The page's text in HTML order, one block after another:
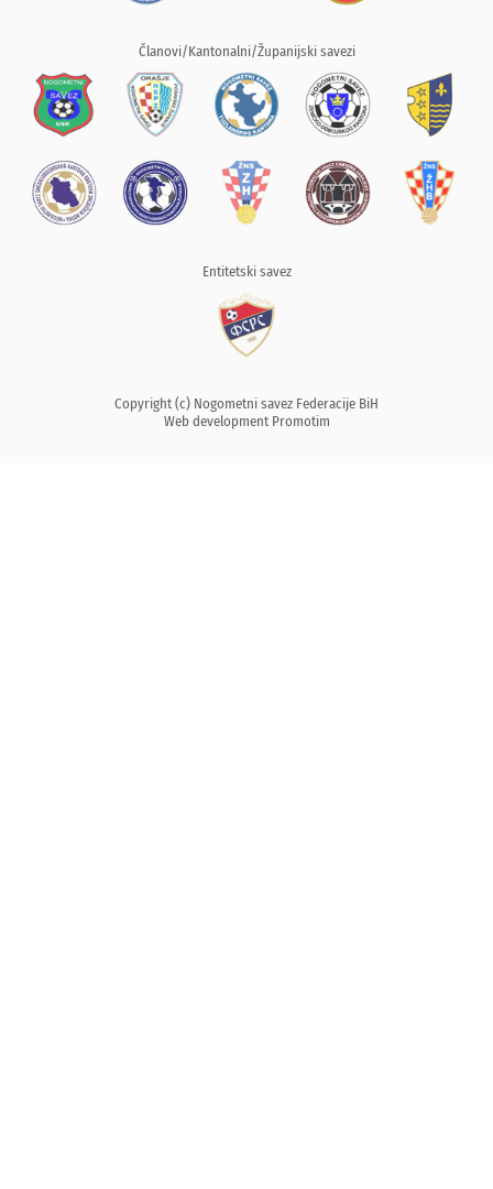
Članovi/Kantonalni/Županijski savezi
Entitetski savez
Copyright (c) Nogometni savez Federacije BiH
Web development Promotim